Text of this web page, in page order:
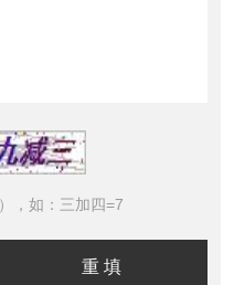
，如：三加四=7